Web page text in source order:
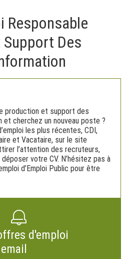
Responsable
Des
production et support des
cherchez un nouveau poste ?
les plus récentes, CDI,
et Vacataire, sur le site
l’attention des recruteurs,
votre CV. N’hésitez pas à
d’Emploi Public pour être
d'emploi